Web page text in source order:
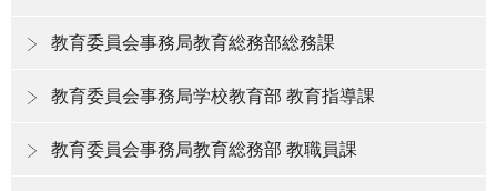
教育委員会事務局教育総務部総務課
教育委員会事務局学校教育部 教育指導課
教育委員会事務局教育総務部 教職員課